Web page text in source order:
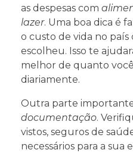
as despesas com
lazer. Uma boa dica é
o custo de vida no
escolheu. Isso te
melhor de quanto
diariamente.
Outra parte
documentação.
vistos, seguros de
necessários para a sua